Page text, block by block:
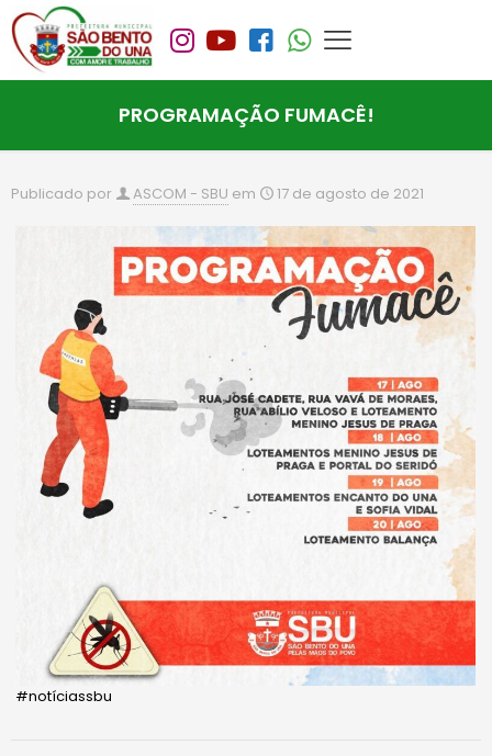
PROGRAMAÇÃO FUMACÊ!
Publicado por ASCOM - SBU em 17 de agosto de 2021
#notíciassbu